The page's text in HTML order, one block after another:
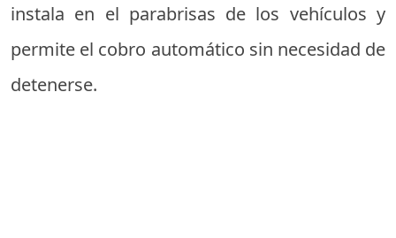
instala en el parabrisas de los vehículos y
permite el cobro automático sin necesidad de
detenerse.